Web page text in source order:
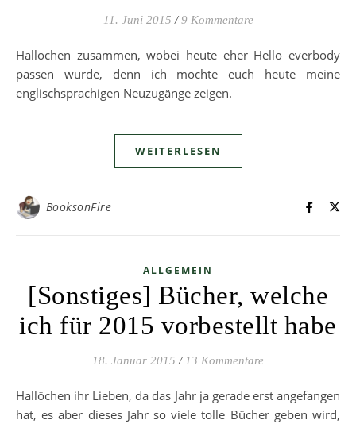
11. Juni 2015 / 9 Kommentare
Hallöchen zusammen, wobei heute eher Hello everbody
passen würde, denn ich möchte euch heute meine
englischsprachigen Neuzugänge zeigen.
WEITERLESEN
BooksonFire
ALLGEMEIN
[Sonstiges] Bücher, welche
ich für 2015 vorbestellt habe
18. Januar 2015 / 13 Kommentare
Hallöchen ihr Lieben, da das Jahr ja gerade erst angefangen
hat, es aber dieses Jahr so viele tolle Bücher geben wird,